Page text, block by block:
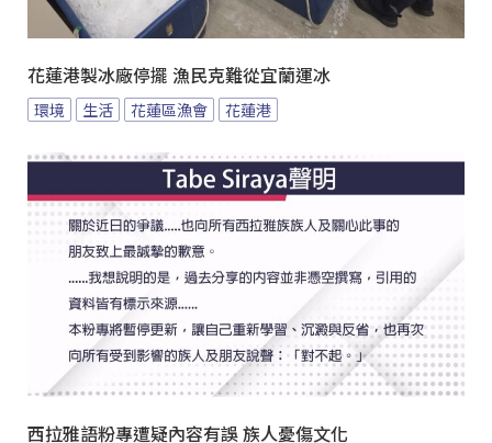
花蓮港製冰廠停擺 漁民克難從宜蘭運冰
環境 生活 花蓮區漁會 花蓮港
西拉雅語粉專遭疑內容有誤 族人憂傷文化